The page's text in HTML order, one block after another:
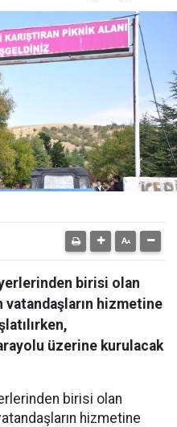
birisi olan
vatandaşların hizmetine
üzerine kurulacak
birisi olan
hizmetine